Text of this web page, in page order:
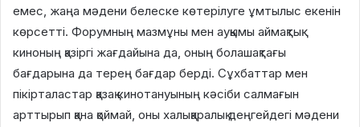
емес, жаңа мәдени белеске көтерілуге ұмтылыс екенін
көрсетті. Форумның мазмұны мен ауқымы аймақтық
киноның қазіргі жағдайына да, оның болашақтағы
бағдарына да терең бағдар берді. Сұхбаттар мен
пікірталастар қазақ кинотануының кәсіби салмағын
арттырып қана қоймай, оны халықаралық деңгейдегі мәдени